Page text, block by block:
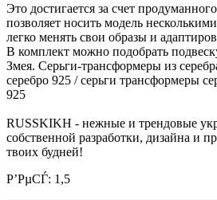
Это достигается за счет
позволяет носить модель
легко менять свои образы и
В комплект можно подобрать
Змея. Серьги-трансформеры из
серебро 925 / серьги трансформеры
925
RUSSKIKH - нежные и трендовые
собственной разработки, дизайна и
твоих будней!
Р’РµСЃ: 1,5